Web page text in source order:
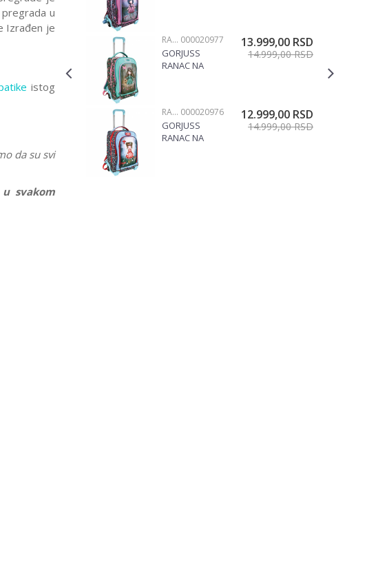
u
Izrađen je
istog
da su svi
svakom
7.999,00RSD
7.999,00RSD
RANČEVI NA TOČKIĆE 000020977
GORJUSS
RANAC NA
1219GJ12
13.999,00 RSD
14.999,00RSD
RANČEVI NA TOČKIĆE 000020976
GORJUSS
RANAC NA
12.999,00 RSD
14.999,00RSD